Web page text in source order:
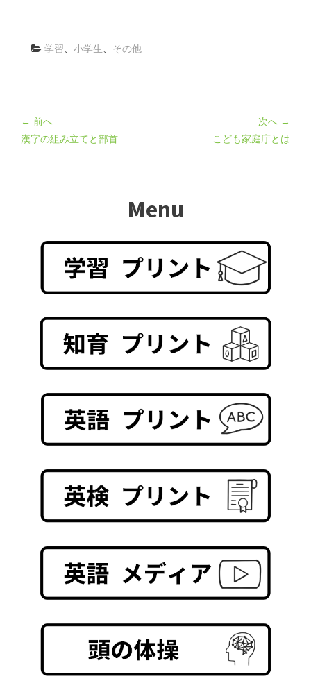
学習、 小学生、 その他
← 前へ
漢字の組み立てと部首
次へ →
こども家庭庁とは
Menu